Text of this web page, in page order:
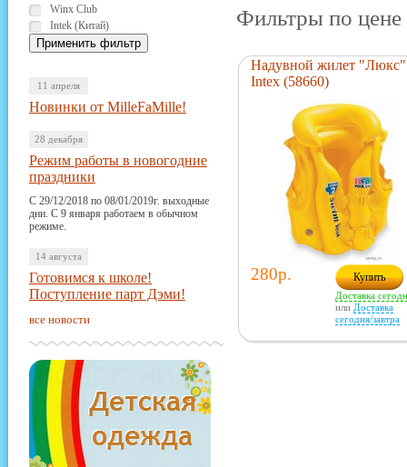
Фильтры по цене
Winx Club
Intek (Китай)
11 апреля
Новинки от MilleFaMille!
28 декабря
Режим работы в новогодние
праздники
С 29/12/2018 по 08/01/2019г. выходные
дни. С 9 января работаем в обычном
режиме.
14 августа
Готовимся к школе!
Поступление парт Дэми!
все новости
Надувной жилет "Люкс"
Intex (58660)
280р. Купить
Доставка
или Доставка
сегодня/завтра